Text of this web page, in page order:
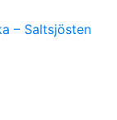
– Saltsjösten